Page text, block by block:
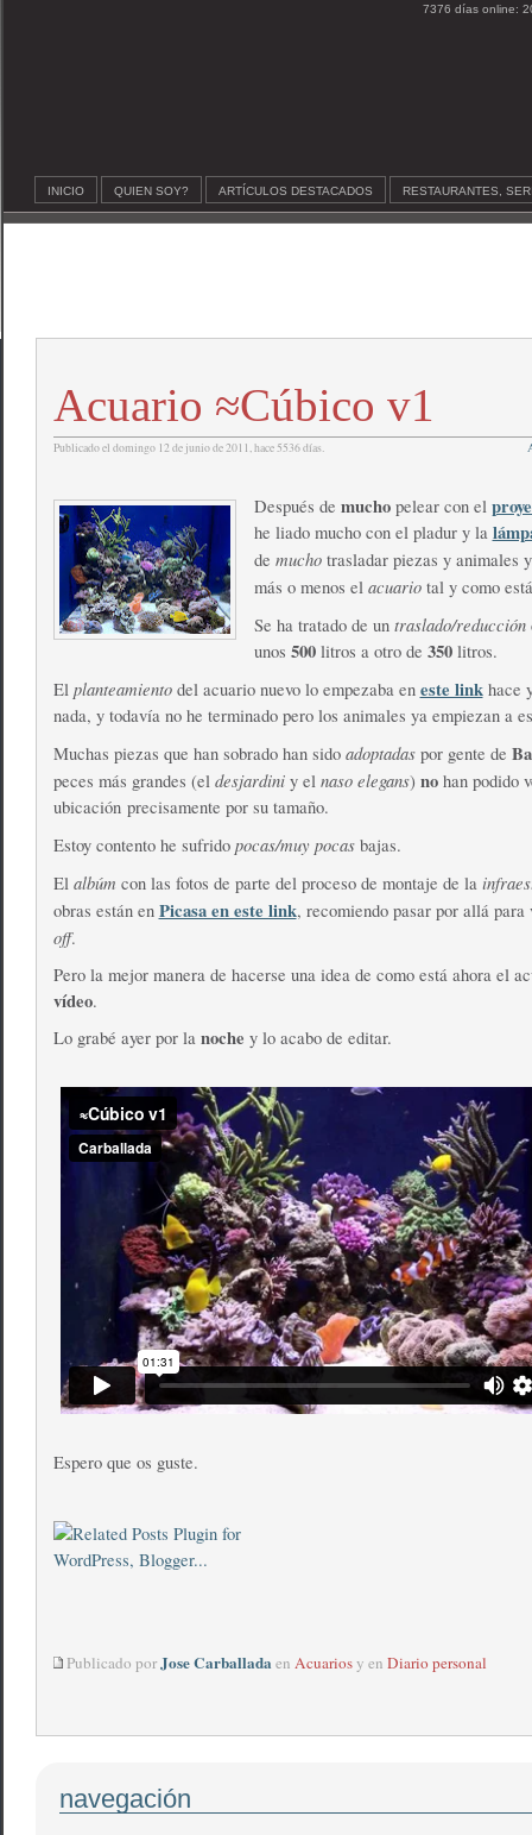
7376 días online:
INICIO QUIEN SOY? ARTÍCULOS DESTACADOS RESTAURANTES,
Acuario ≈Cúbico v1
Publicado el domingo 12 de junio de 2011, hace 5536 días.
Después de muchopelear con el
he liado mucho con el pladur y la
de muchotrasladar piezas y animales
más o menos el acuariotal y como
Se ha tratado de un traslado/reducción
unos 500litros a otro de 350litros.
El planteamientodel acuario nuevo lo empezaba en este linkhace
nada, y todavía no he terminado pero los animales ya empiezan a
Muchas piezas que han sobrado han sido adoptadaspor gente de
peces más grandes (el desjardiniy el naso elegans) nohan podido
ubicación precisamente por su tamaño.
Estoy contento he sufrido pocas/muy pocasbajas.
El albúm con las fotos de parte del proceso de montaje de la
obras están en Picasa en este link, recomiendo pasar por allá
off.
Pero la mejor manera de hacerse una idea de como está ahora el
vídeo.
Lo grabé ayer por la noche y lo acabo de editar.
Espero que os guste.
Publicado porJose Carballadaen Acuariosy en Diario personal
navegación